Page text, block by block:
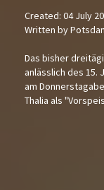
Created: 04 July
Written by
Das bisher
anlässlich des 15.
am
Thalia als